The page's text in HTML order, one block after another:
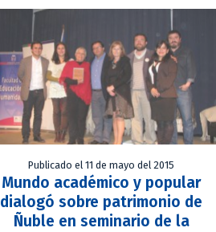
Publicado el 11 de mayo del 2015
Mundo académico y popular
dialogó sobre patrimonio de
Ñuble en seminario de la